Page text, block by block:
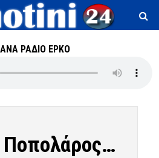
ΡΑΔΙΟ ΕΡΚΟ
Ποπολάρος…